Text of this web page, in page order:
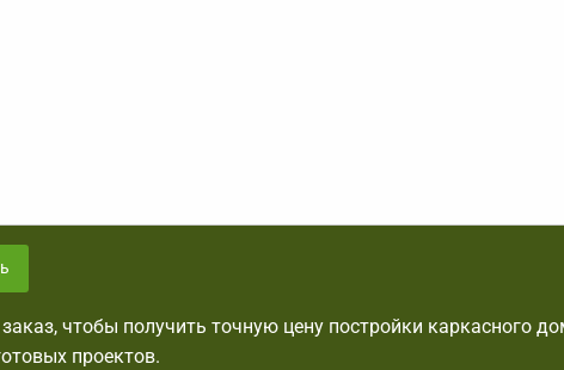
чтобы получить точную цену постройки каркасного
проектов.